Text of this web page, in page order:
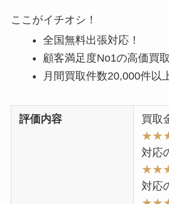
ここがイチオシ！
全国無料出張対応！
顧客満足度No1の高価買取
月間買取件数20,000件以
評価内容
買
対応
対応